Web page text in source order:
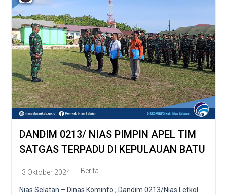
DANDIM 0213/ NIAS PIMPIN APEL TIM
SATGAS TERPADU DI KEPULAUAN BATU
3 Oktober 2024 Berita
Nias Selatan – Dinas Kominfo ; Dandim 0213/Nias Letkol